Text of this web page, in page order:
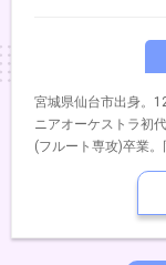
宮城県仙台市出身。
ニアオーケストラ初
(フルート専攻)卒業
リサイタルを開催。
トでの演奏、和楽器
社イベンターとして